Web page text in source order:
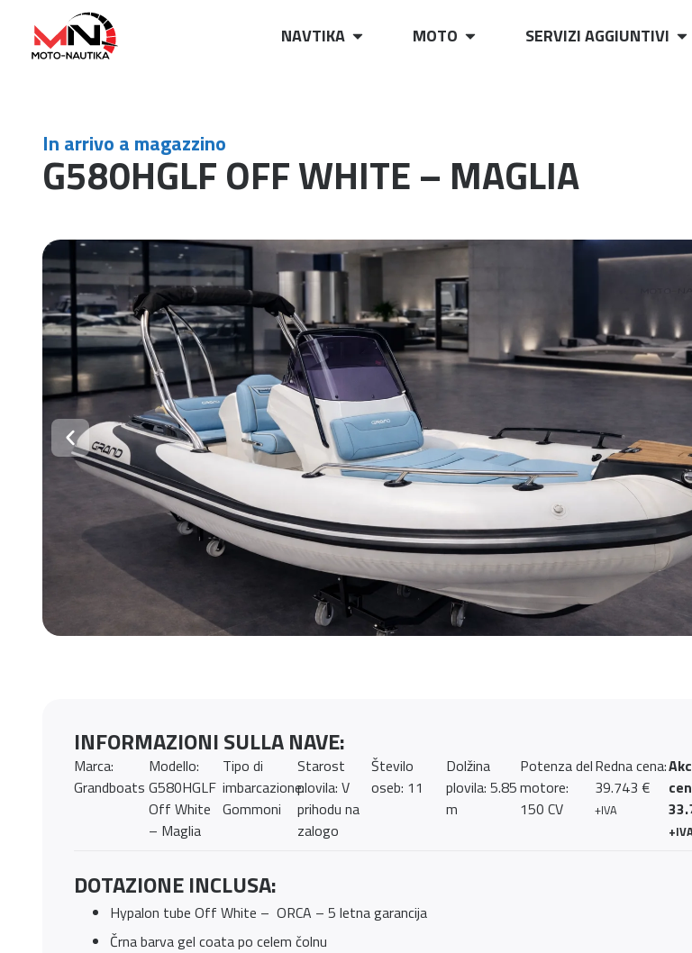
NAVTIKA MOTO SERVIZI AGGIUNTIVI
In arrivo a magazzino
G580HGLF OFF WHITE – MAGLIA
INFORMAZIONI SULLA NAVE:
Marca:
Grandboats
Modello:
G580HGLF
Off White
– Maglia
Tipo di
imbarcazione:
Gommoni
Starost
plovila: V
prihodu na
zalogo
Število
oseb: 11
Dolžina
plovila: 5.85
m
Potenza del
motore:
150 CV
Redna cena:
39.743 €
+IVA
DOTAZIONE INCLUSA:
Hypalon tube Off White – ORCA – 5 letna garancija
Črna barva gel coata po celem čolnu